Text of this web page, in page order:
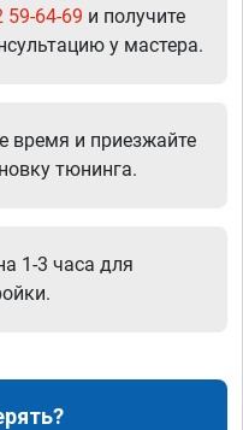
59-64-69 и получите
у мастера.
время и приезжайте
тюнинга.
1-3 часа для